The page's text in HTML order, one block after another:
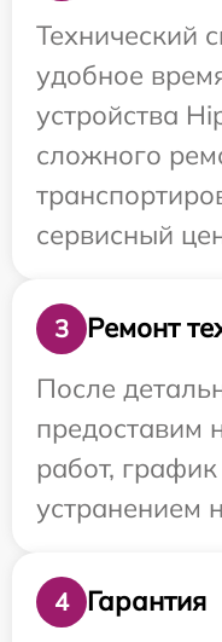
Технический
удобное
устройства
сложного
сервисный
3
Ремонт
После
предоставим
работ,
устранением
4
Гарантия